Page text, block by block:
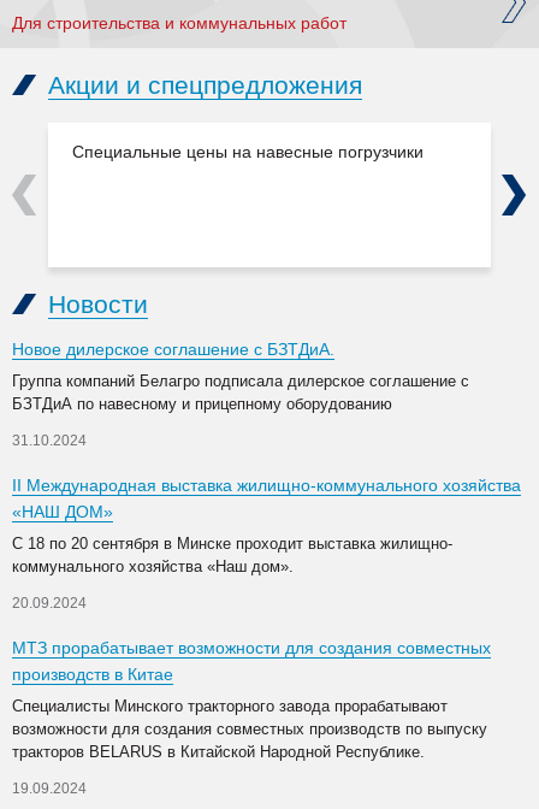
Для строительства и коммунальных работ
Акции и спецпредложения
Специальные цены на навесные погрузчики
Previous Next
Новости
Новое дилерское соглашение с БЗТДиА.
Группа компаний Белагро подписала дилерское соглашение с
БЗТДиА по навесному и прицепному оборудованию
31.10.2024
II Международная выставка жилищно-коммунального хозяйства
«НАШ ДОМ»
С 18 по 20 сентября в Минске проходит выставка жилищно-
коммунального хозяйства «Наш дом».
20.09.2024
МТЗ прорабатывает возможности для создания совместных
производств в Китае
Специалисты Минского тракторного завода прорабатывают
возможности для создания совместных производств по выпуску
тракторов BELARUS в Китайской Народной Республике.
19.09.2024